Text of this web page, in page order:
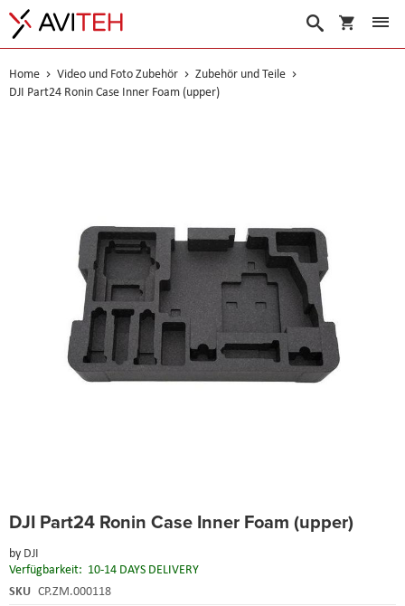
Suche
Home Video und Foto Zubehör
Zubehör und Teile
DJI Part24 Ronin Case Inner Foam (upper)
DJI Part24 Ronin Case Inner Foam (upper)
by DJI
Verfügbarkeit: 10-14 DAYS DELIVERY
SKU CP.ZM.000118
to
beginning
of
the